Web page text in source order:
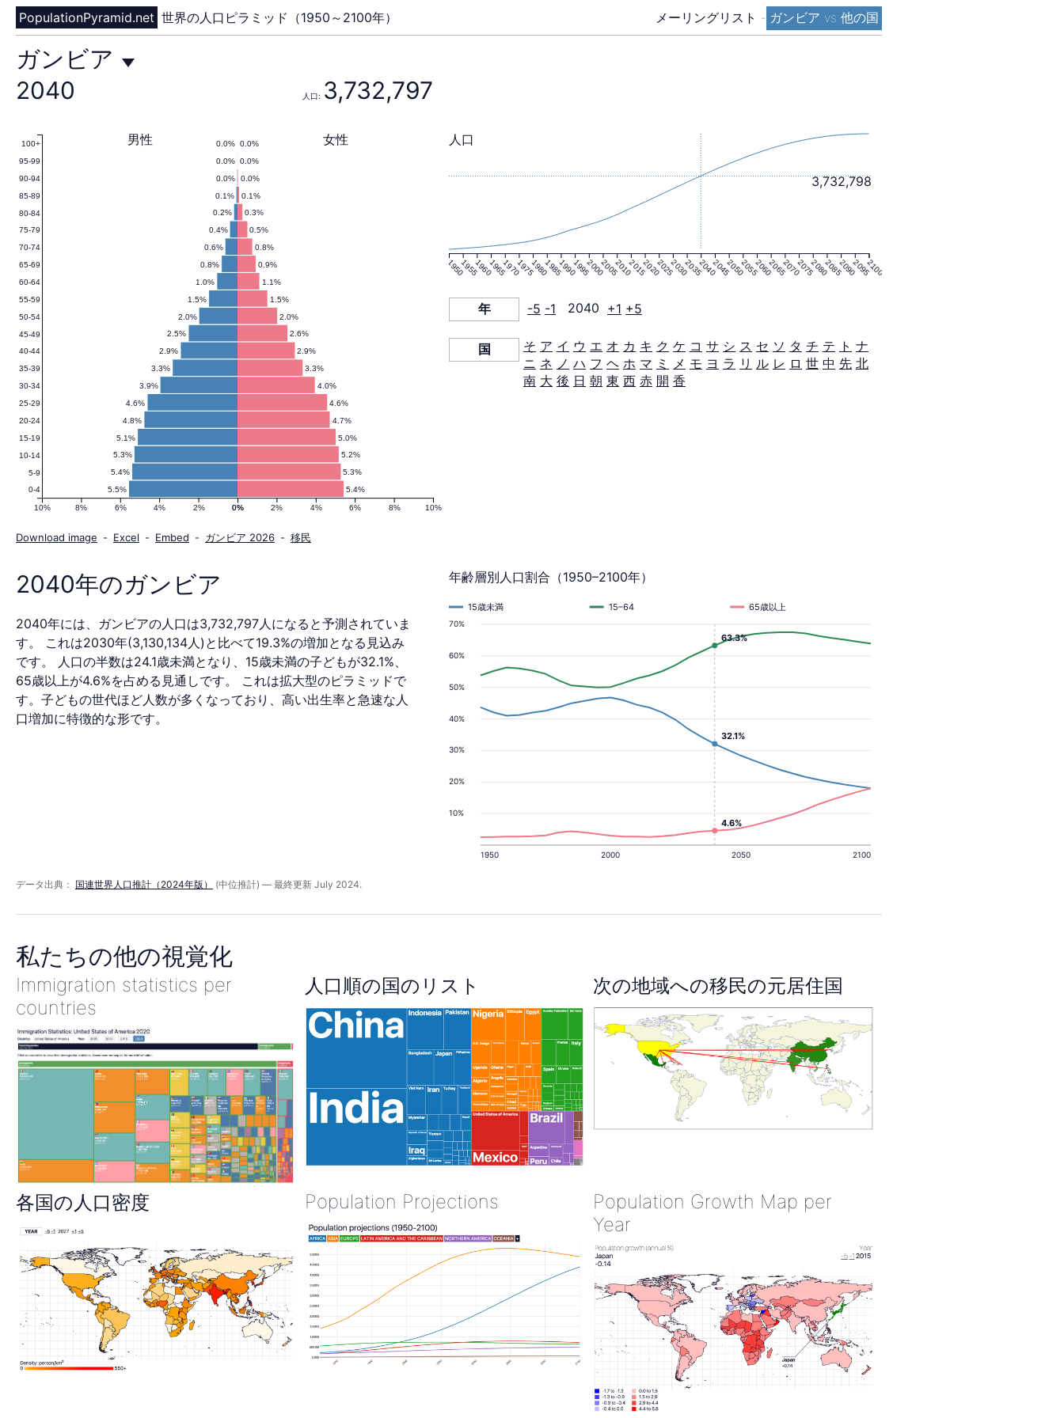
メーリングリスト - ガンビア vs 他の国
PopulationPyramid.net 世界の人口ピラミッド（1950～2100年）
ガ
ン
ビ
ア
の
人
口
ピ
ラ
ミ
ッ
年
ガンビア
2040
人口: 3,732,797
5.4%
5.5%
5.3%
5.4%
5.2%
5.3%
5.0%
5.1%
4.7%
4.8%
4.6%
4.6%
4.0%
3.9%
3.3%
3.3%
2.9%
2.9%
2.6%
2.5%
2.0%
2.0%
1.5%
1.5%
1.1%
1.0%
0.9%
0.8%
0.8%
0.6%
0.5%
0.4%
0.3%
0.2%
0.1%
0.1%
0.0%
0.0%
0.0%
0.0%
0.0%
0.0% 女性
男性
0% 2% 4% 6% 8% 10%
10% 8% 6% 4% 2% 0%
0-4
5-9
10-14
15-19
20-24
25-29
30-34
35-39
40-44
45-49
50-54
55-59
60-64
65-69
70-74
75-79
80-84
85-89
90-94
95-99
100+
Download image - Excel - Embed - ガンビア 2026 - 移民
1950195519601965197019751980198519901995200020052010201520202025203020352040204520502055206020652070207520802085209020952100
3,732,798
人口
年 -5 -1 2040 +1 +5
国 そ ア イ ウ エ オ カ キ ク ケ コ サ シ ス セ ソ タ チ テ ト ナ
ニ ネ ノ ハ フ ヘ ホ マ ミ メ モ ヨ ラ リ ル レ ロ 世 中 先 北
南 大 後 日 朝 東 西 赤 開 香
2040年のガンビア
2040年には、ガンビアの人口は3,732,797人になると予測されていま
す。 これは2030年(3,130,134人)と比べて19.3%の増加となる見込み
です。 人口の半数は24.1歳未満となり、15歳未満の子どもが32.1%、
65歳以上が4.6%を占める見通しです。 これは拡大型のピラミッドで
す。子どもの世代ほど人数が多くなっており、高い出生率と急速な人
口増加に特徴的な形です。
年齢層別人口割合（1950–2100年）
10%
20%
30%
40%
50%
60%
70%
1950 2000 2050 2100
15歳未満 15–64 65歳以上
32.1%
4.6%
63.3%
データ出典： 国連世界人口推計（2024年版） (中位推計) — 最終更新 July 2024.
私たちの他の視覚化
Immigration statistics per
countries
人口順の国のリスト 次の地域への移民の元居住国
各国の人口密度 Population Projections
Population Growth Map per
Year